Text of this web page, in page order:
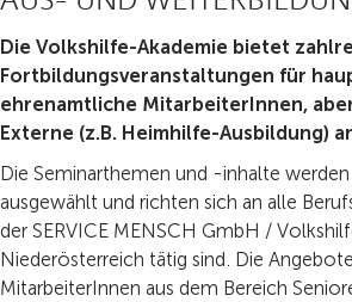
Die Volkshilfe-Akademie bietet
Fortbildungsveranstaltungen für
ehrenamtliche MitarbeiterInnen,
Externe (z.B. Heimhilfe-Ausbildung)
Die Seminarthemen und -inhalte
ausgewählt und richten sich an alle
der SERVICE MENSCH GmbH /
Niederösterreich tätig sind. Die
MitarbeiterInnen aus dem Bereich